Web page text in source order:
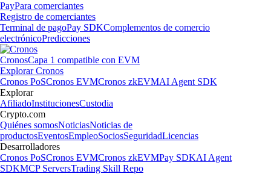
PayPara comerciantes
Registro de comerciantes
Terminal de pagoPay SDKComplementos de comercio
electrónicoPredicciones
CronosCapa 1 compatible con EVM
Explorar Cronos
Cronos PoSCronos EVMCronos zkEVMAI Agent SDK
Explorar
AfiliadoInstitucionesCustodia
Crypto.com
Quiénes somosNoticiasNoticias de
productosEventosEmpleoSociosSeguridadLicencias
Desarrolladores
Cronos PoSCronos EVMCronos zkEVMPay SDKAI Agent
SDKMCP ServersTrading Skill Repo